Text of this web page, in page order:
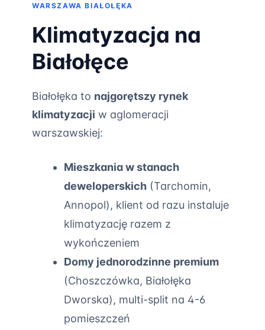
WARSZAWA BIAŁOŁĘKA
Klimatyzacja na
Białołęce
Białołęka to najgorętszy rynek
klimatyzacji w aglomeracji
warszawskiej:
Mieszkania w stanach
deweloperskich (Tarchomin,
Annopol), klient od razu instaluje
klimatyzację razem z
wykończeniem
Domy jednorodzinne premium
(Choszczówka, Białołęka
Dworska), multi-split na 4-6
pomieszczeń